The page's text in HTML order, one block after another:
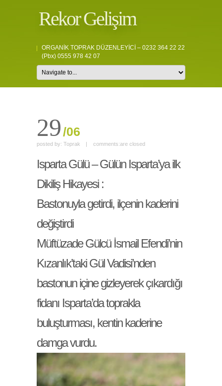
Rekor Gelişim
ORGANİK TOPRAK DÜZENLEYİCİ – 0232 364 22 22
(pbx) 0555 978 42 07
29/06
posted by: Toprak | comments:are closed
Isparta Gülü – Gülün Isparta’ya ilk
Dikiliş Hikayesi :
Bastonuyla getirdi, ilçenin kaderini
değiştirdi
Müftüzade Gülcü İsmail Efendi’nin
Kızanlık’taki Gül Vadisi’nden
bastonun içine gizleyerek çıkardığı
fidanı Isparta’da toprakla
buluşturması, kentin kaderine
damga vurdu.